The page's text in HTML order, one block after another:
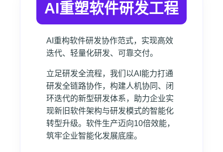
AI重塑软件研发工程
AI重构软件研发协作范式，实现高效
迭代、轻量化研发、可靠交付。
立足研发全流程，我们以AI能力打通
研发全链路协作，构建人机协同、闭
环迭代的新型研发体系，助力企业实
现新旧软件架构与研发模式的智能化
转型升级。软件生产迈向10倍效能，
筑牢企业智能化发展底座。